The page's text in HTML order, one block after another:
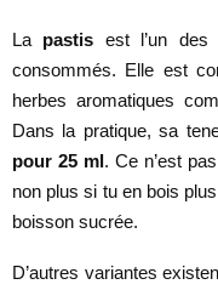
La pastis est l’un des
consommés. Elle est
herbes aromatiques
Dans la pratique, sa
pour 25 ml. Ce n’est
non plus si tu en bois
boisson sucrée.
D’autres variantes